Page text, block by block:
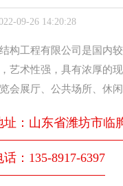
09-26 14:20:28
构工程有限公司是国内
艺术性强，具有浓厚的
会展厅、公共场所、休
址：山东省潍坊市临
：135-8917-6397